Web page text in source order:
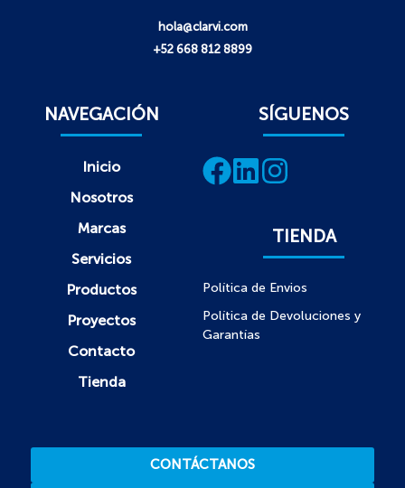
hola@clarvi.com
+52 668 812 8899
NAVEGACIÓN
Inicio
Nosotros
Marcas
Servicios
Productos
Proyectos
Contacto
Tienda
SÍGUENOS
TIENDA
Política de Envios
Política de Devoluciones y
Garantías
CONTÁCTANOS